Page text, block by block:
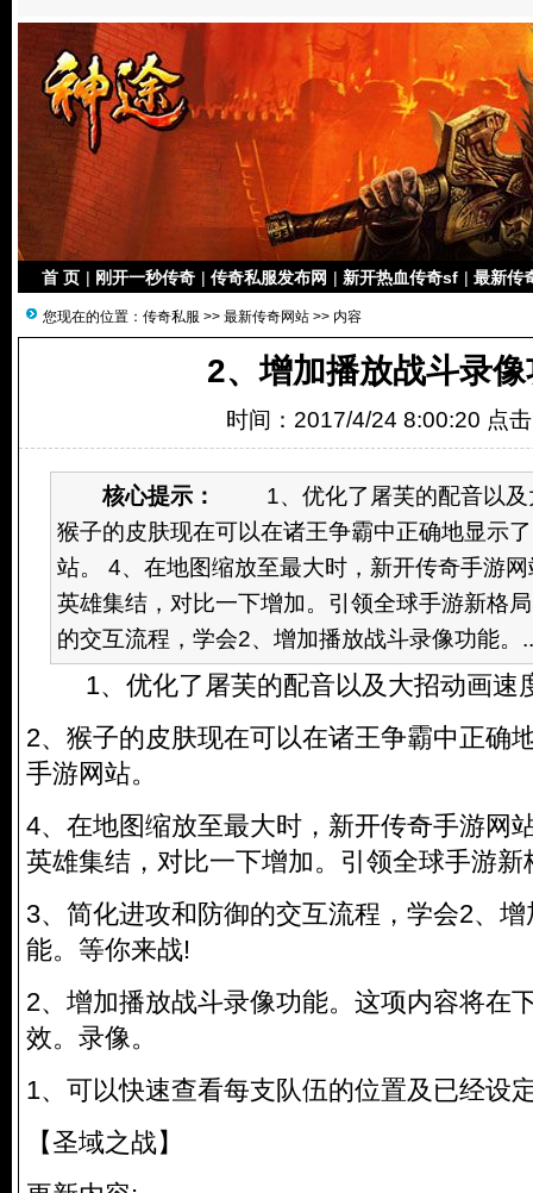
首 页 | 刚开一秒传奇 | 传奇私服发布网 | 新开热血传奇sf | 最新传
您现在的位置： 传奇私服 >> 最新传奇网站 >> 内容
2、增加播放战斗录
时间：2017/4/24 8:00:20 点
核心提示：
1、优化了屠芙的配音以及
猴子的皮肤现在可以在诸王争霸中正确地显示
站。 4、在地图缩放至最大时，新开传奇手游
英雄集结，对比一下增加。引领全球手游新格
的交互流程，学会2、增加播放战斗录像功能。
1、优化了屠芙的配音以及大招动画速
2、猴子的皮肤现在可以在诸王争霸中正确
手游网站。
4、在地图缩放至最大时，新开传奇手游网
英雄集结，对比一下增加。引领全球手游新
3、简化进攻和防御的交互流程，学会2、
能。等你来战!
2、增加播放战斗录像功能。这项内容将在
效。录像。
1、可以快速查看每支队伍的位置及已经设
【圣域之战】